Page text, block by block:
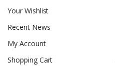
Your Wishlist
Recent News
My Account
Shopping Cart